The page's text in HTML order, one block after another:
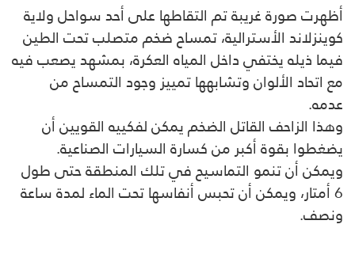
أظهرت صورة غريبة تم التقاطها على أحد سواحل ولاية
كوينزلاند الأسترالية، تمساح ضخم متصلب تحت الطين
فيما ذيله يختفي داخل المياه العكرة، بمشهد يصعب فيه
مع اتحاد الألوان وتشابهها تمييز وجود التمساح من
عدمه.
وهذا الزاحف القاتل الضخم يمكن لفكييه القويين أن
يضغطوا بقوة أكبر من كسارة السيارات الصناعية.
ويمكن أن تنمو التماسيح في تلك المنطقة حتى طول
6 أمتار، ويمكن أن تحبس أنفاسها تحت الماء لمدة ساعة
ونصف.